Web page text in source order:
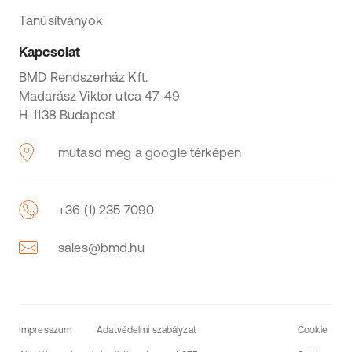
Tanúsítványok
Kapcsolat
BMD Rendszerház Kft.
Madarász Viktor utca 47-49
H-1138 Budapest
mutasd meg a google térképen
+36 (1) 235 7090
sales@bmd.hu
Impresszum Adatvédelmi szabályzat Cookie